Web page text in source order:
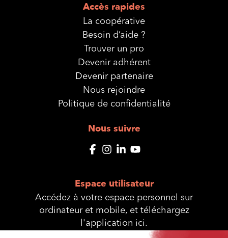
Accès rapides
La coopérative
Besoin d’aide ?
Trouver un pro
Devenir adhérent
Devenir partenaire
Nous rejoindre
Politique de confidentialité
Nous suivre
Espace utilisateur
Accédez à votre espace personnel sur
ordinateur et mobile, et téléchargez
l'application ici.